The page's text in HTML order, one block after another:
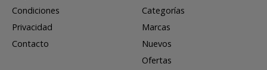
Condiciones
Privacidad
Contacto
Categorías
Marcas
Nuevos
Ofertas